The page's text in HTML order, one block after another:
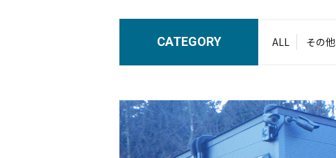
CATEGORY ALL その他